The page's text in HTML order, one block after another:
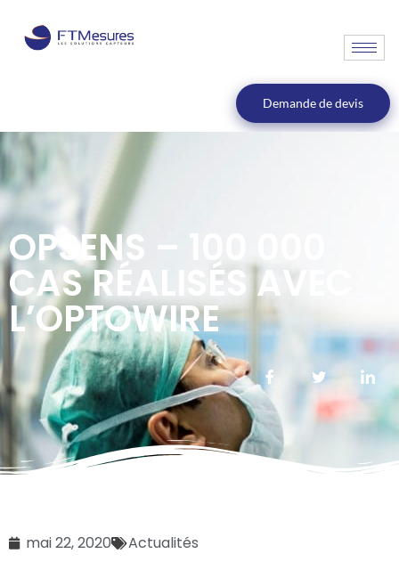
Demande de devis
OPSENS – 100 000
CAS RÉALISÉS AVEC
L’OPTOWIRE
mai 22, 2020
Actualités